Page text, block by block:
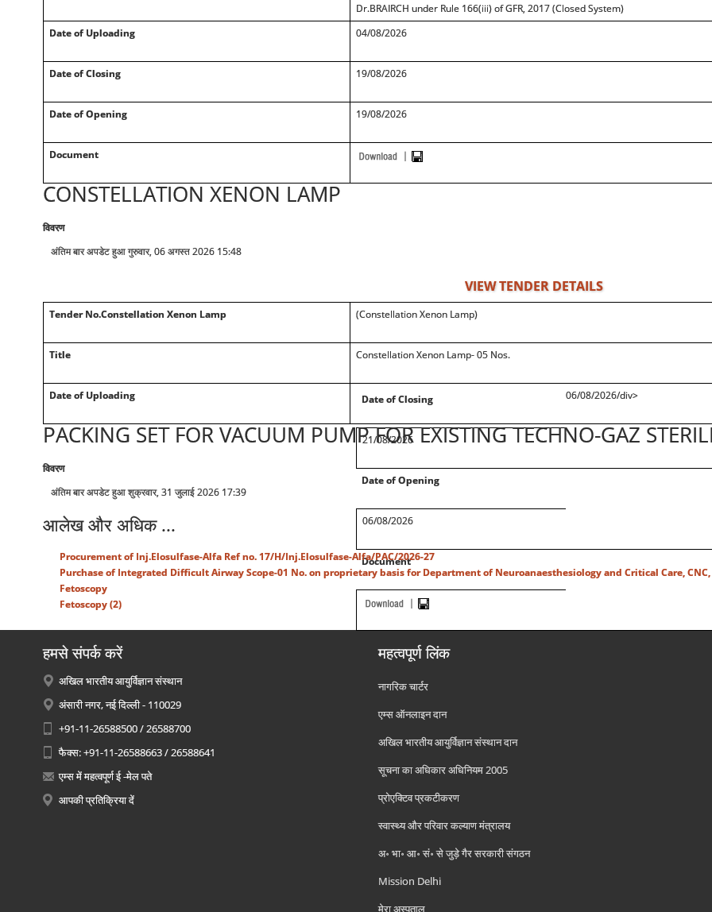
Dr.BRAIRCH under Rule 166(iii) of GFR, 2017 (Closed System)
Date of Uploading
04/08/2026
Date of Closing 19/08/2026
Date of Opening 19/08/2026
Document
CONSTELLATION XENON LAMP
विवरण
अंतिम बार अपडेट हुआ गुरुवार, 06 अगस्त 2026 15:48
VIEW TENDER DETAILS
Tender No.Constellation Xenon Lamp (Constellation Xenon Lamp)
Title Constellation Xenon Lamp- 05 Nos.
Date of Uploading 06/08/2026/div>
Date of Closing
21/08/2026
Date of Opening
06/08/2026
Document
PACKING SET FOR VACUUM PUMP FOR EXISTING TECHNO-GAZ
विवरण
अंतिम बार अपडेट हुआ शुक्रवार, 31 जुलाई 2026 17:39
आलेख और अधिक ...
Procurement of Inj.Elosulfase-Alfa Ref no. 17/H/Inj.Elosulfase-Alfa/PAC/2026-27
Purchase of Integrated Difficult Airway Scope-01 No. on proprietary basis for Department of Neuroanaesthesiology and Critical Care, CNC,
Fetoscopy
Fetoscopy (2)
हमसे संपर्क करें
अखिल भारतीय आयुर्विज्ञान संस्थान
अंसारी नगर, नई दिल्ली - 110029
+91-11-26588500 / 26588700
फैक्स: +91-11-26588663 / 26588641
एम्स में महत्वपूर्ण ई -मेल पते
आपकी प्रतिक्रिया दें
महत्वपूर्ण लिंक
नागरिक चार्टर
एम्स ऑनलाइन दान
अखिल भारतीय आयुर्विज्ञान संस्थान दान
सूचना का अधिकार अधिनियम 2005
प्रोएक्टिव प्रकटीकरण
स्वास्थ्य और परिवार कल्याण मंत्रालय
अ॰ भा॰ आ॰ सं॰ से जुड़े गैर सरकारी संगठन
Mission Delhi
मेरा अस्पताल